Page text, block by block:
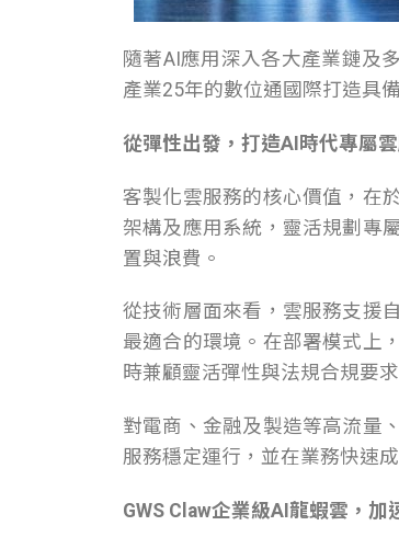
隨著AI應用深入各大產業鏈及
產業25年的數位通國際打造具
從彈性出發，打造AI時代專屬
客製化雲服務的核心價值，在
架構及應用系統，靈活規劃專
置與浪費。
從技術層面來看，雲服務支援
最適合的環境。在部署模式上
時兼顧靈活彈性與法規合規要
對電商、金融及製造等高流量
服務穩定運行，並在業務快速
GWS Claw企業級AI龍蝦雲，加